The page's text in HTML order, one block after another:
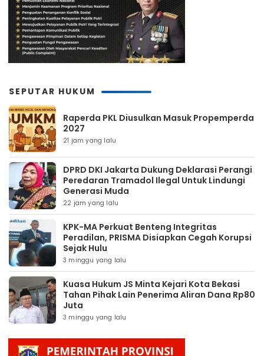
SEPUTAR HUKUM
Raperda PKL Diusulkan Masuk Propemperda
2027
21 jam yang lalu
DPRD DKI Jakarta Dukung Deklarasi Perangi
Peredaran Tramadol Ilegal Untuk Lindungi
Generasi Muda
22 jam yang lalu
KPK-MA Perkuat Benteng Integritas
Peradilan, PRISMA Disiapkan Cegah Korupsi
Sejak Hulu
3 minggu yang lalu
Kuasa Hukum JS Minta Kejari Kota Bekasi
Tahan Pihak Lain Penerima Aliran Dana Rp80
Juta
3 minggu yang lalu